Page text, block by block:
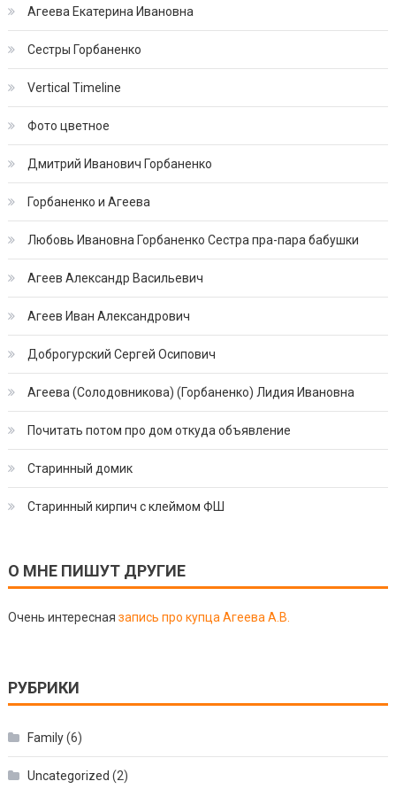
Агеева Екатерина Ивановна
Сестры Горбаненко
Vertical Timeline
Фото цветное
Дмитрий Иванович Горбаненко
Горбаненко и Агеева
Любовь Ивановна Горбаненко Сестра пра-пара бабушки
Агеев Александр Васильевич
Агеев Иван Александрович
Доброгурский Сергей Осипович
Агеева (Солодовникова) (Горбаненко) Лидия Ивановна
Почитать потом про дом откуда объявление
Старинный домик
Старинный кирпич с клеймом ФШ
О МНЕ ПИШУТ ДРУГИЕ
Очень интересная запись про купца Агеева А.В.
РУБРИКИ
Family(6)
Uncategorized (2)